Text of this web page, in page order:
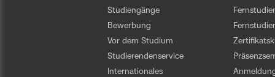
Studiengänge
Bewerbung
Vor dem Studium
Studierendenservice
Internationales